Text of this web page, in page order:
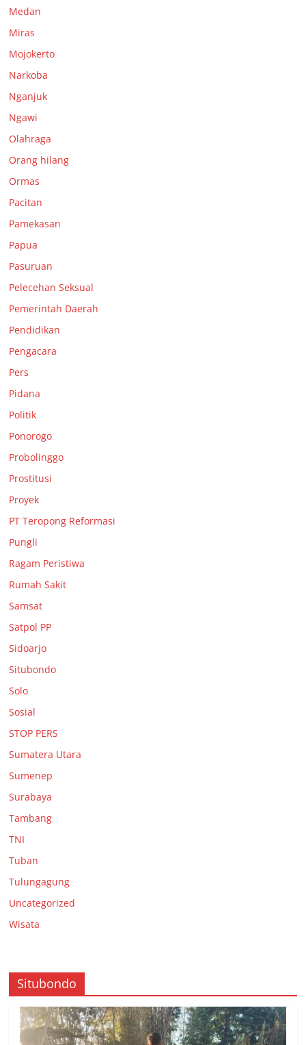
Medan
Miras
Mojokerto
Narkoba
Nganjuk
Ngawi
Olahraga
Orang hilang
Ormas
Pacitan
Pamekasan
Papua
Pasuruan
Pelecehan Seksual
Pemerintah Daerah
Pendidikan
Pengacara
Pers
Pidana
Politik
Ponorogo
Probolinggo
Prostitusi
Proyek
PT Teropong Reformasi
Pungli
Ragam Peristiwa
Rumah Sakit
Samsat
Satpol PP
Sidoarjo
Situbondo
Solo
Sosial
STOP PERS
Sumatera Utara
Sumenep
Surabaya
Tambang
TNI
Tuban
Tulungagung
Uncategorized
Wisata
Situbondo